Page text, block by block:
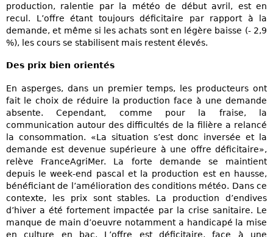
production, ralentie par la météo de début avril, est en
recul. L’offre étant toujours déficitaire par rapport à la
demande, et même si les achats sont en légère baisse (- 2,9
%), les cours se stabilisent mais restent élevés.
Des prix bien orientés
En asperges, dans un premier temps, les producteurs ont
fait le choix de réduire la production face à une demande
absente. Cependant, comme pour la fraise, la
communication autour des difficultés de la filière a relancé
la consommation. «La situation s’est donc inversée et la
demande est devenue supérieure à une offre déficitaire»,
relève FranceAgriMer. La forte demande se maintient
depuis le week-end pascal et la production est en hausse,
bénéficiant de l’amélioration des conditions météo. Dans ce
contexte, les prix sont stables. La production d’endives
d’hiver a été fortement impactée par la crise sanitaire. Le
manque de main d’oeuvre notamment a handicapé la mise
en culture en bac. L’offre est déficitaire, face à une